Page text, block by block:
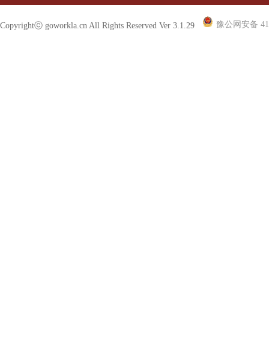
Copyrightⓒ goworkla.cn All Rights Reserved Ver 3.1.29 豫公网安备